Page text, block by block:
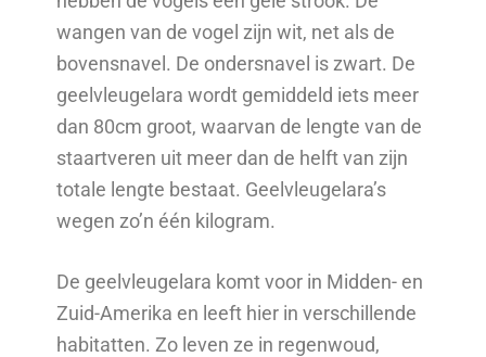
wangen van de vogel zijn wit, net als de
bovensnavel. De ondersnavel is zwart. De
geelvleugelara wordt gemiddeld iets meer
dan 80cm groot, waarvan de lengte van de
staartveren uit meer dan de helft van zijn
totale lengte bestaat. Geelvleugelara’s
wegen zo’n één kilogram.
De geelvleugelara komt voor in Midden- en
Zuid-Amerika en leeft hier in verschillende
habitatten. Zo leven ze in regenwoud,